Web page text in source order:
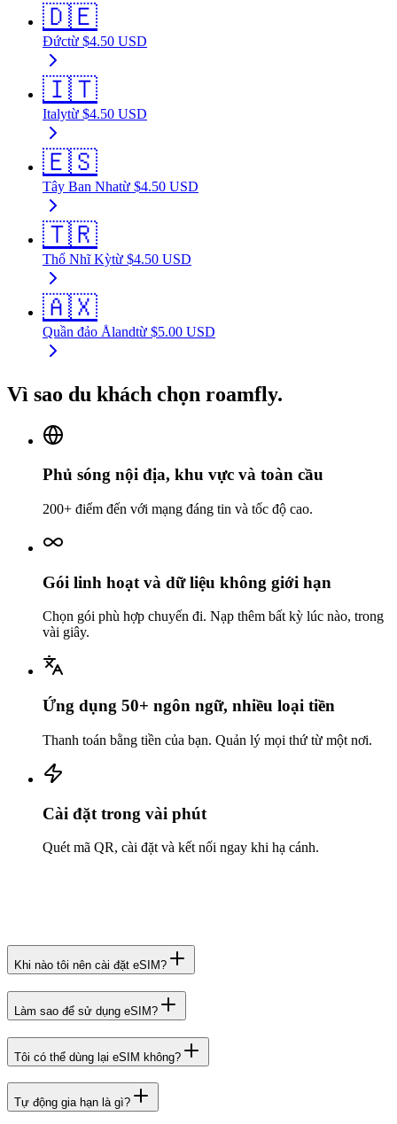
🇩🇪
Đứctừ $4.50 USD
🇮🇹
Italytừ $4.50 USD
🇪🇸
Tây Ban Nhatừ $4.50 USD
🇹🇷
Thổ Nhĩ Kỳtừ $4.50 USD
🇦🇽
Quần đảo Ålandtừ $5.00 USD
Vì sao du khách chọn roamfly.
Phủ sóng nội địa, khu vực và toàn cầu
200+ điểm đến với mạng đáng tin và tốc độ cao.
Gói linh hoạt và dữ liệu không giới hạn
Chọn gói phù hợp chuyến đi. Nạp thêm bất kỳ lúc nào, trong
vài giây.
Ứng dụng 50+ ngôn ngữ, nhiều loại tiền
Thanh toán bằng tiền của bạn. Quản lý mọi thứ từ một nơi.
Cài đặt trong vài phút
Quét mã QR, cài đặt và kết nối ngay khi hạ cánh.
Khi nào tôi nên cài đặt eSIM?
Làm sao để sử dụng eSIM?
Tôi có thể dùng lại eSIM không?
Tự động gia hạn là gì?